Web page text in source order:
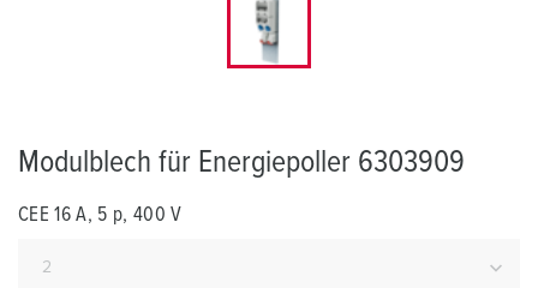
Modulblech für Energiepoller 6303909
CEE 16 A, 5 p, 400 V